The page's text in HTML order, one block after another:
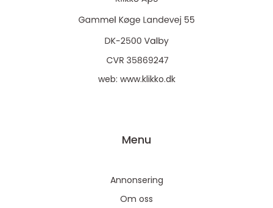
web: www.klikko.dk
Menu
Annonsering
Om oss